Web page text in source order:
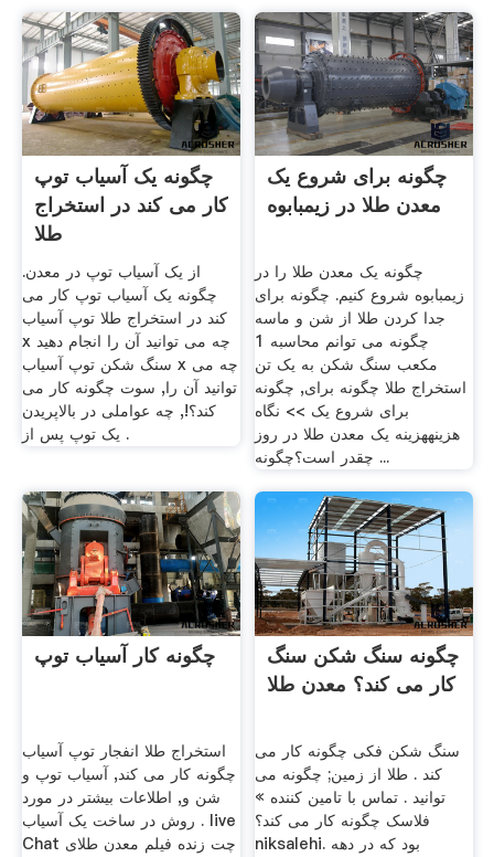
چگونه یک آسیاب توپ
کار می کند در استخراج
طلا
از یک آسیاب توپ در معدن.
چگونه یک آسیاب توپ کار می
کند در استخراج طلا توپ آسیاب
x چه می توانید آن را انجام دهید
سنگ شکن توپ آسیاب x چه می
توانید آن را, سوت چگونه کار می
کند؟!, چه عواملی در بالاپریدن
یک توپ پس از .
چگونه برای شروع یک
معدن طلا در زیمبابوه
چگونه یک معدن طلا را در
زیمبابوه شروع کنیم. چگونه برای
جدا کردن طلا از شن و ماسه
چگونه می توانم محاسبه 1
مکعب سنگ شکن به یک تن
استخراج طلا چگونه برای, چگونه
برای شروع یک >> نگاه
هزینههزینه یک معدن طلا در روز
چقدر است؟چگونه ...
چگونه کار آسیاب توپ
استخراج طلا انفجار توپ آسیاب
چگونه کار می کند, آسیاب توپ و
شن و, اطلاعات بیشتر در مورد
روش در ساخت یک آسیاب . live
Chat چت زنده فیلم معدن طلای
چگونه سنگ شکن سنگ
کار می کند؟ معدن طلا
سنگ شکن فکی چگونه کار می
کند . طلا از زمین; چگونه می
توانید . تماس با تامین کننده »
فلاسک چگونه کار می کند؟
niksalehi. بود که در دهه